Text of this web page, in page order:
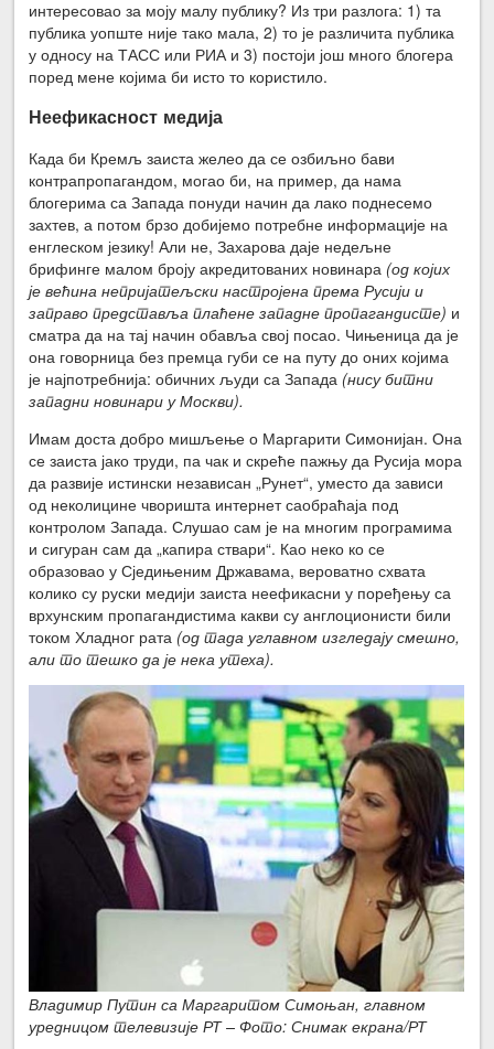
интересовао за моју малу публику? Из три разлога: 1) та
публика уопште није тако мала, 2) то је различита публика
у односу на ТАСС или РИА и 3) постоји још много блогера
поред мене којима би исто то користило.
Неефикасност медија
Када би Кремљ заиста желео да се озбиљно бави
контрапропагандом, могао би, на пример, да нама
блогерима са Запада понуди начин да лако поднесемо
захтев, а потом брзо добијемо потребне информације на
енглеском језику! Али не, Захарова даје недељне
брифинге малом броју акредитованих новинара (од којих
је већина непријатељски настројена према Русији и
заправо представља плаћене западне пропагандисте) и
сматра да на тај начин обавља свој посао. Чињеница да је
она говорница без премца губи се на путу до оних којима
је најпотребнија: обичних људи са Запада (нису битни
западни новинари у Москви).
Имам доста добро мишљење о Маргарити Симонијан. Она
се заиста јако труди, па чак и скреће пажњу да Русија мора
да развије истински независан „Рунет“, уместо да зависи
од неколицине чворишта интернет саобраћаја под
контролом Запада. Слушао сам је на многим програмима
и сигуран сам да „капира ствари“. Као неко ко се
образовао у Сједињеним Државама, вероватно схвата
колико су руски медији заиста неефикасни у поређењу са
врхунским пропагандистима какви су англоционисти били
током Хладног рата (од тада углавном изгледају смешно,
али то тешко да је нека утеха).
Владимир Путин са Маргаритом Симоњан, главном
уредницом телевизије РТ – Фото: Снимак екрана/РТ